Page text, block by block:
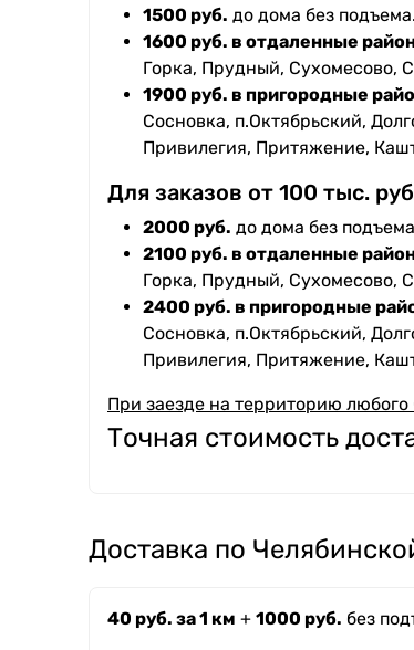
1500 руб. до дома без подъема.
1600 руб. в отдаленные
Горка, Прудный, Сухомесово,
1900 руб. в пригородные
Сосновка, п.Октябрьский,
Привилегия, Притяжение,
Для заказов от 100 тыс.
2000 руб. до дома без
2100 руб. в отдаленные
Горка, Прудный, Сухомесово,
2400 руб. в пригородные
Сосновка, п.Октябрьский,
Привилегия, Притяжение,
При заезде на территорию
Точная стоимость
Доставка по
40 руб. за 1 км + 1000 руб. без